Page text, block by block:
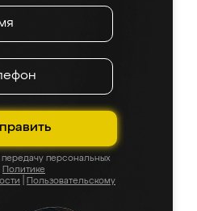
персональных
Политике
Пользовательскому